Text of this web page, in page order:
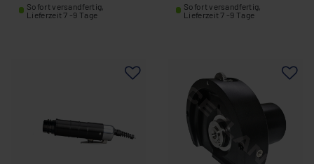
Sofort versandfertig,
Lieferzeit 7 -9 Tage
Sofort versandfertig,
Lieferzeit 7 -9 Tage